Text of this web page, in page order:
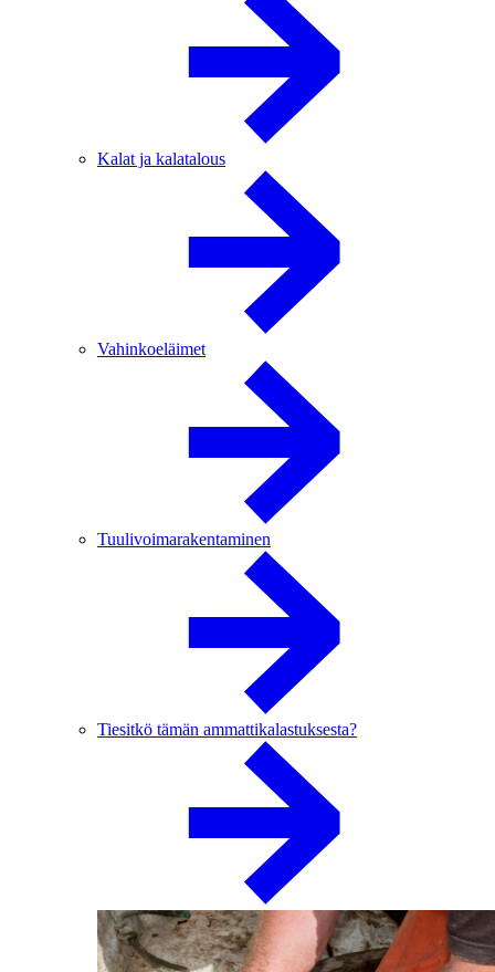
Kalat ja kalatalous
Vahinkoeläimet
Tuulivoimarakentaminen
Tiesitkö tämän ammattikalastuksesta?